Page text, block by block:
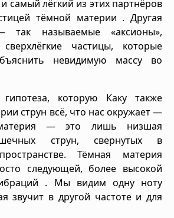
самый лёгкий из этих партнёров
тёмной материи . Другая
так называемые «аксионы»,
сверхлёгкие частицы, которые
невидимую массу во
которую Каку также
струн всё, что нас окружает —
— это лишь низшая
струн, свернутых в
Тёмная материя
следующей, более высокой
. Мы видим одну ноту
звучит в другой частоте и для